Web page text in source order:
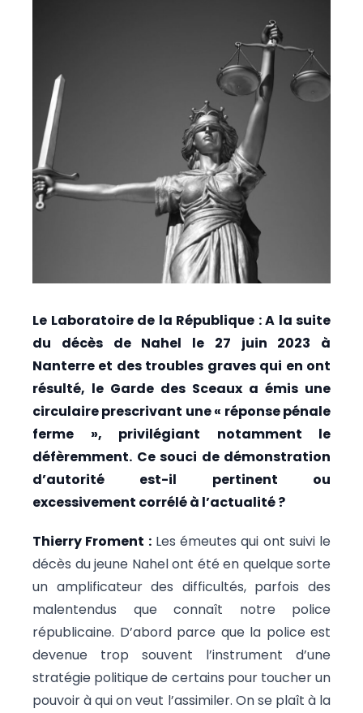
Le Laboratoire de la République : A la suite
du décès de Nahel le 27 juin 2023 à
Nanterre et des troubles graves qui en ont
résulté, le Garde des Sceaux a émis une
circulaire prescrivant une « réponse pénale
ferme », privilégiant notamment le
défèremment. Ce souci de démonstration
d’autorité est-il pertinent ou
excessivement corrélé à l’actualité ?
Thierry Froment :Les émeutes qui ont suivi le
décès du jeune Nahel ont été en quelque sorte
un amplificateur des difficultés, parfois des
malentendus que connaît notre police
républicaine. D’abord parce que la police est
devenue trop souvent l’instrument d’une
stratégie politique de certains pour toucher un
pouvoir à qui on veut l’assimiler. On se plaît à la